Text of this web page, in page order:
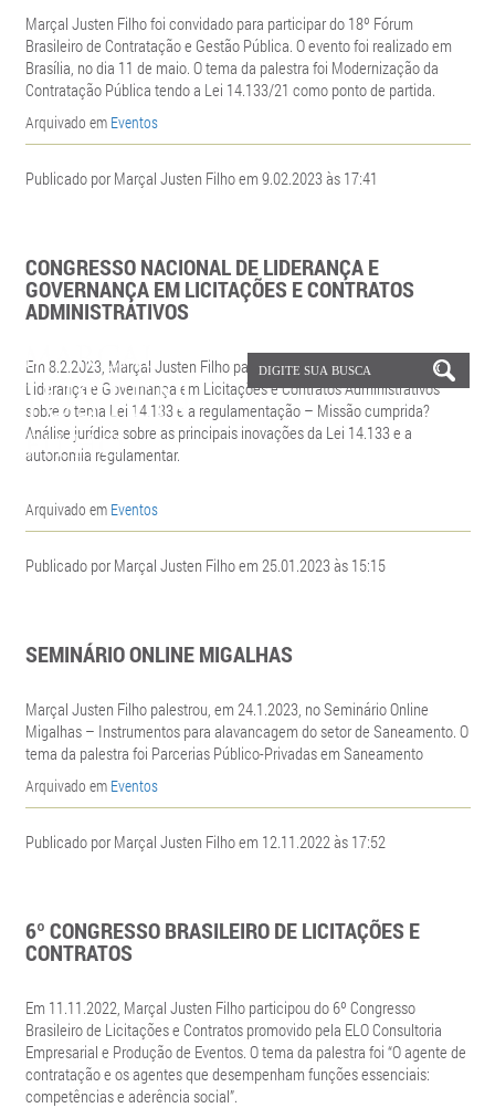
Marçal Justen Filho foi convidado para participar do 18º Fórum
Brasileiro de Contratação e Gestão Pública. O evento foi realizado em
Brasília, no dia 11 de maio. O tema da palestra foi Modernização da
Contratação Pública tendo a Lei 14.133/21 como ponto de partida.
Arquivado em Eventos
Publicado por Marçal Justen Filho em 9.02.2023 às 17:41
CONGRESSO NACIONAL DE LIDERANÇA E
GOVERNANÇA EM LICITAÇÕES E CONTRATOS
ADMINISTRATIVOS
Em 8.2.2023, Marçal Justen Filho palestrou no Congresso Nacional de
Liderança e Governança em Licitações e Contratos Administrativos
sobre o tema Lei 14.133 e a regulamentação – Missão cumprida?
Análise jurídica sobre as principais inovações da Lei 14.133 e a
autonomia regulamentar.
Arquivado em Eventos
Publicado por Marçal Justen Filho em 25.01.2023 às 15:15
SEMINÁRIO ONLINE MIGALHAS
Marçal Justen Filho palestrou, em 24.1.2023, no Seminário Online
Migalhas – Instrumentos para alavancagem do setor de Saneamento. O
tema da palestra foi Parcerias Público-Privadas em Saneamento
Arquivado em Eventos
Publicado por Marçal Justen Filho em 12.11.2022 às 17:52
6º CONGRESSO BRASILEIRO DE LICITAÇÕES E
CONTRATOS
Em 11.11.2022, Marçal Justen Filho participou do 6º Congresso
Brasileiro de Licitações e Contratos promovido pela ELO Consultoria
Empresarial e Produção de Eventos. O tema da palestra foi “O agente de
contratação e os agentes que desempenham funções essenciais:
competências e aderência social”.